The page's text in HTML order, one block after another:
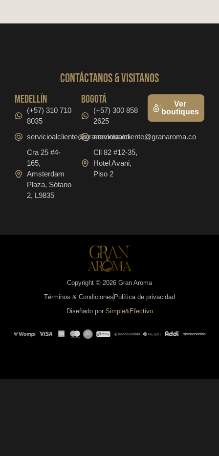
CONTáCTanos & VISITANOS
medellín
(+57) 310 710
8035
servicioalcliente@granaroma.co
Cra 25 #4-
165,
Amsterdam
Plaza, Sótano
2, L9835
bogotá
(+57) 300 858
2625
servicioalcliente@granaroma.co
Cll 82 #12-35,
Hotel Avani,
Piso 2
Ver
boutiques
Copyright © 2026 Gran Aroma
Términos & Condiciones Política de privacidad
Diseñado por Simple&Efectivo